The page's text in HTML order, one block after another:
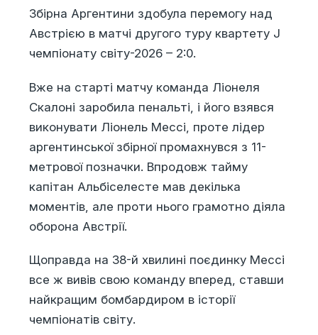
Збірна Аргентини здобула перемогу над
Австрією в матчі другого туру квартету J
чемпіонату світу-2026 – 2:0.
Вже на старті матчу команда Ліонеля
Скалоні заробила пенальті, і його взявся
виконувати Ліонель Мессі, проте лідер
аргентинської збірної промахнувся з 11-
метрової позначки. Впродовж тайму
капітан Альбіселесте мав декілька
моментів, але проти нього грамотно діяла
оборона Австрії.
Щоправда на 38-й хвилині поєдинку Мессі
все ж вивів свою команду вперед, ставши
найкращим бомбардиром в історії
чемпіонатів світу.